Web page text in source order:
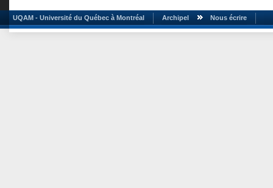
UQAM - Université du Québec à Montréal Archipel Nous écrire